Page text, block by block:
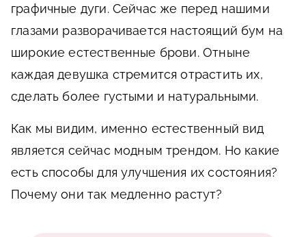
графичные дуги. Сейчас же перед нашими
глазами разворачивается настоящий бум на
широкие естественные брови. Отныне
каждая девушка стремится отрастить их,
сделать более густыми и натуральными.
Как мы видим, именно естественный вид
является сейчас модным трендом. Но какие
есть способы для улучшения их состояния?
Почему они так медленно растут?